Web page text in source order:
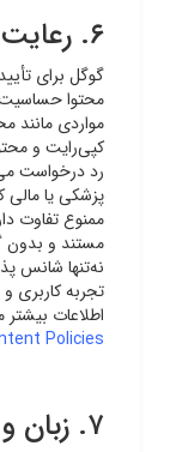
۶. رعایت قوانین محتوایی Google
گوگل برای
محتوا حساسیت
مواردی مانند
کپی‌رایت و
رد درخواست
پزشکی یا مالی
ممنوع تفاوت
مستند و بدون
تجربه کاربری و
اطلاعات
Policies
۷. زبان و منطقه مورد پشتیبانی